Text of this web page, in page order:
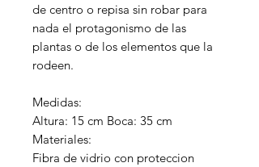
de centro o repisa sin robar para
nada el protagonismo de las
plantas o de los elementos que la
rodeen.
Medidas:
Altura: 15 cm Boca: 35 cm
Materiales:
Fibra de vidrio con proteccion